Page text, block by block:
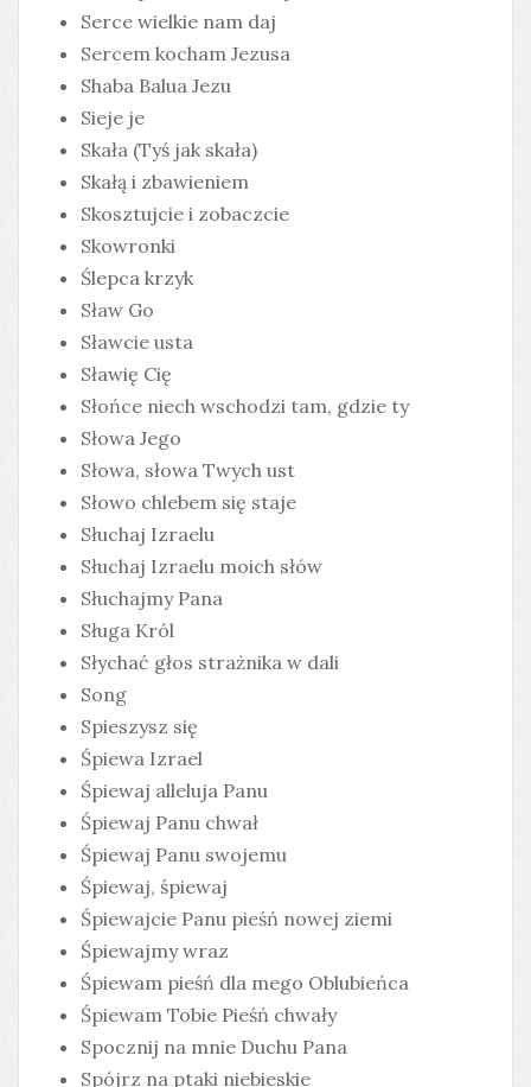
Serce wielkie nam daj
Sercem kocham Jezusa
Shaba Balua Jezu
Sieje je
Skała (Tyś jak skała)
Skałą i zbawieniem
Skosztujcie i zobaczcie
Skowronki
Ślepca krzyk
Sław Go
Sławcie usta
Sławię Cię
Słońce niech wschodzi tam, gdzie ty
Słowa Jego
Słowa, słowa Twych ust
Słowo chlebem się staje
Słuchaj Izraelu
Słuchaj Izraelu moich słów
Słuchajmy Pana
Sługa Król
Słychać głos strażnika w dali
Song
Spieszysz się
Śpiewa Izrael
Śpiewaj alleluja Panu
Śpiewaj Panu chwał
Śpiewaj Panu swojemu
Śpiewaj, śpiewaj
Śpiewajcie Panu pieśń nowej ziemi
Śpiewajmy wraz
Śpiewam pieśń dla mego Oblubieńca
Śpiewam Tobie Pieśń chwały
Spocznij na mnie Duchu Pana
Spójrz na ptaki niebieskie